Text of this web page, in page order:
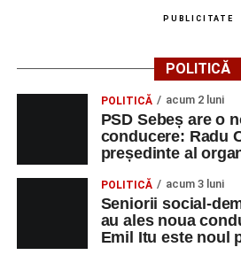
PUBLICITATE
POLITICĂ
POLITICĂ acum 2 luni
PSD Sebeș are o
conducere: Radu
președinte al
POLITICĂ acum 3 luni
Seniorii social-
au ales noua
Emil Itu este noul